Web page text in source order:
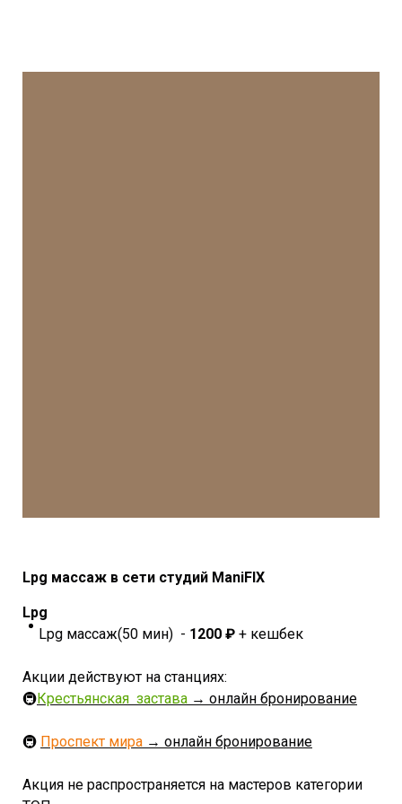
Lpg массаж в сети студий ManiFIX
Lpg
Lpg массаж(50 мин) - 1200 ₽ + кешбек
Акции действуют на станциях:
🚇Крестьянская застава → онлайн бронирование
🚇 Проспект мира → онлайн бронирование
Акция не распространяется на мастеров категории